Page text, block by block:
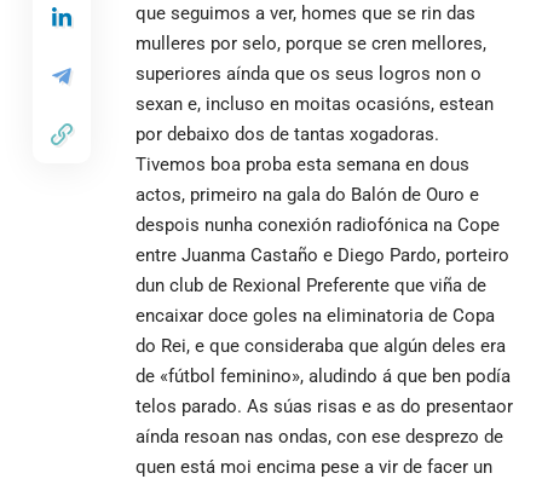
que seguimos a ver, homes que se rin das
mulleres por selo, porque se cren mellores,
superiores aínda que os seus logros non o
sexan e, incluso en moitas ocasións, estean
por debaixo dos de tantas xogadoras.
Tivemos boa proba esta semana en dous
actos, primeiro na gala do Balón de Ouro e
despois nunha conexión radiofónica na Cope
entre Juanma Castaño e Diego Pardo, porteiro
dun club de Rexional Preferente que viña de
encaixar doce goles na eliminatoria de Copa
do Rei, e que consideraba que algún deles era
de «fútbol feminino», aludindo á que ben podía
telos parado. As súas risas e as do presentaor
aínda resoan nas ondas, con ese desprezo de
quen está moi encima pese a vir de facer un